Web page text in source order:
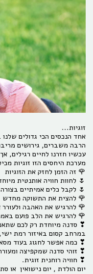
זוגיות...
אחד הנכסים הכי גדולים
הרבה משברים, גירושים
עכשיו חזרנו לחיים
מערכת היחסים הזו זוגיות
🌹 זה הזמן לחזק את הזוגיות
🌷 לחוות חוויה אותנטית
🌷 לקבל כלים אמיתיים בצורה
🌹 להצית את התשוקה מחדש
🌹 להרגיש את האהבה
🌹 להרגיש את הלב פועם
❣ סדנה מיוחדת רק לכם
במרחב קסום באיזור רמת
❣ כמה אפשר לחגוג בעוד
❣ זוהי סדנה שמקפיצה
❣ חוויה רוחנית זוגית.
יום הולדת , יום נישואין או